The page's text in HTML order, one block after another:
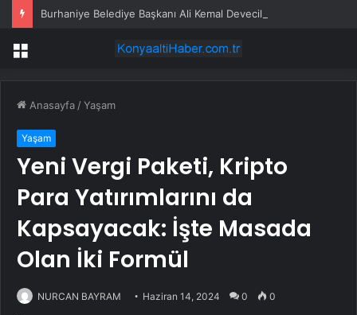
Menü
Anasayfa /Yaşam
Yaşam
Yeni Vergi Paketi, Kripto
Para Yatırımlarını da
Kapsayacak: İşte Masada
Olan İki Formül
NURCAN BAYRAM Haziran 14, 2024 0 0